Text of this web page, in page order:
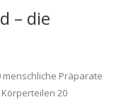
– die
Präparate
20